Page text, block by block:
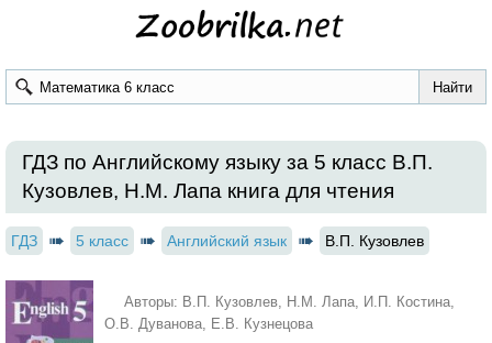
ГДЗ по Английскому языку за 5 класс В.П.
Кузовлев, Н.М. Лапа книга для чтения
ГДЗ 5 класс Английский язык В.П. Кузовлев
Авторы: В.П. Кузовлев, Н.М. Лапа, И.П. Костина,
О.В. Дуванова, Е.В. Кузнецова